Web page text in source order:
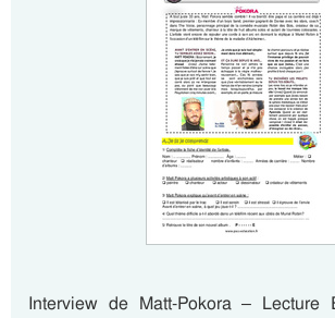
Interview de Matt-Pokora –